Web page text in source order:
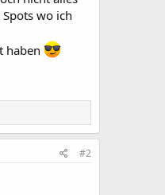
wo ich
haben
#2